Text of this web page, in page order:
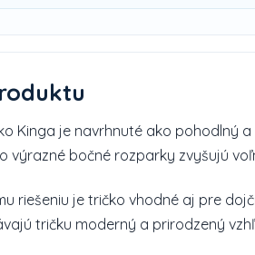
Kinga je navrhnuté ako pohodlný
výrazné bočné rozparky zvyšujú
riešeniu je tričko vhodné aj pre
tričku moderný a prirodzený